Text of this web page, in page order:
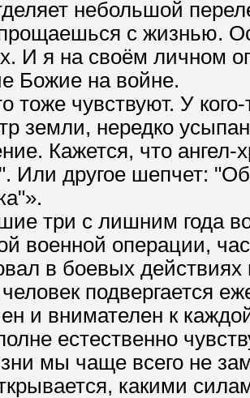
небольшой
с жизнью.
И я на своём личном
Божие на войне.
тоже чувствуют. У
земли, нередко
Кажется, что
Или другое шепчет:
три с лишним года
военной операции,
в боевых
подвергается
и внимателен к
естественно
мы чаще всего не
какими